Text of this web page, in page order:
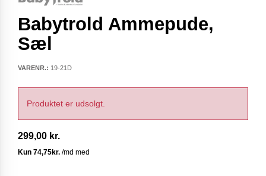
Babytrold Ammepude,
Sæl
VARENR.: 19-21D
Produktet er udsolgt.
299,00 kr.